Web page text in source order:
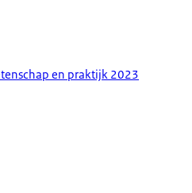
en praktijk 2023